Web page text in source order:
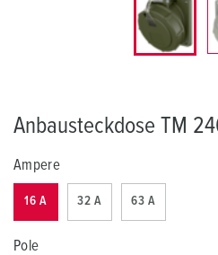
Anbausteckdose TM
Ampere
16 A 32 A 63 A
Pole